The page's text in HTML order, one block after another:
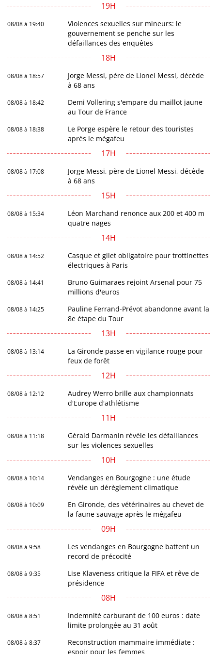
19H
08/08 à 19:40
Violences sexuelles sur mineurs: le
gouvernement se penche sur les
défaillances des enquêtes
18H
08/08 à 18:57
Jorge Messi, père de Lionel Messi, décède
à 68 ans
08/08 à 18:42
Demi Vollering s'empare du maillot jaune
au Tour de France
08/08 à 18:38
Le Porge espère le retour des touristes
après le mégafeu
17H
08/08 à 17:08
Jorge Messi, père de Lionel Messi, décède
à 68 ans
15H
08/08 à 15:34
Léon Marchand renonce aux 200 et 400 m
quatre nages
14H
08/08 à 14:52
Casque et gilet obligatoire pour trottinettes
électriques à Paris
08/08 à 14:41
Bruno Guimaraes rejoint Arsenal pour 75
millions d'euros
08/08 à 14:25
Pauline Ferrand-Prévot abandonne avant la
8e étape du Tour
13H
08/08 à 13:14
La Gironde passe en vigilance rouge pour
feux de forêt
12H
08/08 à 12:12
Audrey Werro brille aux championnats
d'Europe d'athlétisme
11H
08/08 à 11:18
Gérald Darmanin révèle les défaillances
sur les violences sexuelles
10H
08/08 à 10:14
Vendanges en Bourgogne : une étude
révèle un dérèglement climatique
08/08 à 10:09
En Gironde, des vétérinaires au chevet de
la faune sauvage après le mégafeu
09H
08/08 à 9:58
Les vendanges en Bourgogne battent un
record de précocité
08/08 à 9:35
Lise Klaveness critique la FIFA et rêve de
présidence
08H
08/08 à 8:51
Indemnité carburant de 100 euros : date
limite prolongée au 31 août
08/08 à 8:37
Reconstruction mammaire immédiate :
espoir pour les femmes